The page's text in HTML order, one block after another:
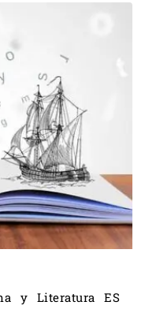
y Literatura ES